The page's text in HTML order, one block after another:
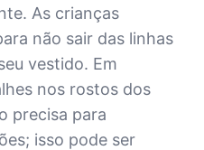
As crianças
não sair das linhas
vestido. Em
nos rostos dos
precisa para
isso pode ser